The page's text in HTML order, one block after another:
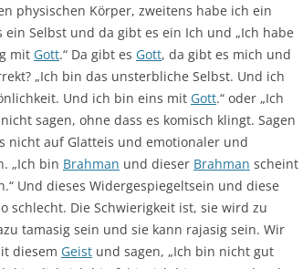
physischen Körper, zweitens habe ich ein
Selbst und da gibt es ein Ich und „Ich habe
mit Gott.“ Da gibt es Gott, da gibt es mich und
„Ich bin das unsterbliche Selbst. Und ich
Und ich bin eins mit Gott.“ oder „Ich
sagen, ohne dass es komisch klingt. Sagen
nicht auf Glatteis und emotionaler und
„Ich bin Brahman und dieser Brahman scheint
Und dieses Widergespiegeltsein und diese
schlecht. Die Schwierigkeit ist, sie wird zu
tamasig sein und sie kann rajasig sein. Wir
diesem Geist und sagen, „Ich bin nicht gut